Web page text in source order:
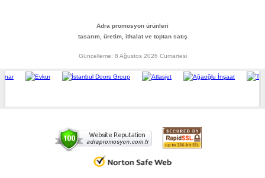
Adra promosyon ürünleri
tasarım, üretim, ithalat ve toptan satış
Güncelleme: 8 Ağustos 2026 Cumartesi